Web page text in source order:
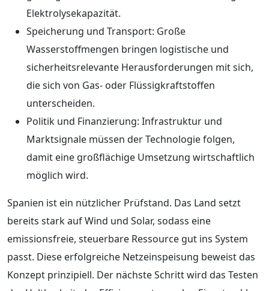
Elektrolysekapazität.
Speicherung und Transport: Große
Wasserstoffmengen bringen logistische und
sicherheitsrelevante Herausforderungen mit sich,
die sich von Gas- oder Flüssigkraftstoffen
unterscheiden.
Politik und Finanzierung: Infrastruktur und
Marktsignale müssen der Technologie folgen,
damit eine großflächige Umsetzung wirtschaftlich
möglich wird.
Spanien ist ein nützlicher Prüfstand. Das Land setzt
bereits stark auf Wind und Solar, sodass eine
emissionsfreie, steuerbare Ressource gut ins System
passt. Diese erfolgreiche Netzeinspeisung beweist das
Konzept prinzipiell. Der nächste Schritt wird das Testen